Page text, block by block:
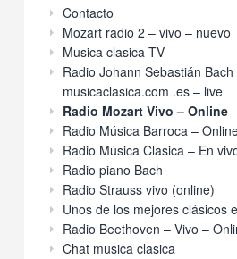
Contacto
Mozart radio 2 – vivo – nuevo
Musica clasica TV
Radio Johann Sebastián Bach
musicaclasica.com .es – live
Radio Mozart Vivo – Online
Radio Música Barroca –
Radio Música Clasica – En
Radio piano Bach
Radio Strauss vivo (online)
Unos de los mejores clásicos
Radio Beethoven – Vivo –
Chat musica clasica